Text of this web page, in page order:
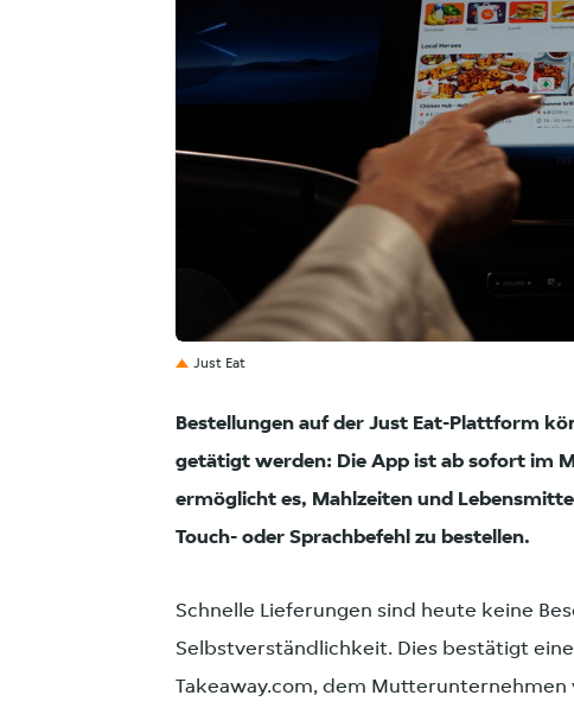
JPG
Just Eat
Bestellungen auf der Just Eat-Plattform
getätigt werden: Die App ist ab sofort im
ermöglicht es, Mahlzeiten und
Touch- oder Sprachbefehl zu bestellen.
Schnelle Lieferungen sind heute keine
Selbstverständlichkeit. Dies bestätigt
Takeaway.com, dem